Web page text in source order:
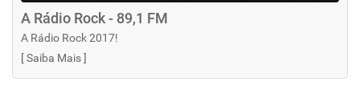
A Rádio Rock - 89,1 FM
A Rádio Rock 2017!
[Saiba Mais]